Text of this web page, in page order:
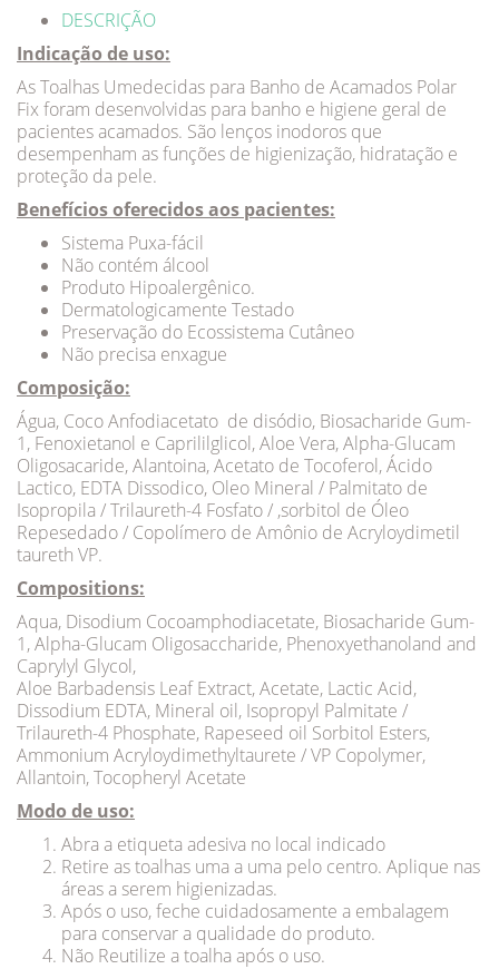
DESCRIÇÃO
Indicação de uso:
As Toalhas Umedecidas para Banho de Acamados Polar
Fix foram desenvolvidas para banho e higiene geral de
pacientes acamados. São lenços inodoros que
desempenham as funções de higienização, hidratação e
proteção da pele.
Benefícios oferecidos aos pacientes:
Sistema Puxa-fácil
Não contém álcool
Produto Hipoalergênico.
Dermatologicamente Testado
Preservação do Ecossistema Cutâneo
Não precisa enxague
Composição:
Água, Coco Anfodiacetato de disódio, Biosacharide Gum-
1, Fenoxietanol e Caprililglicol, Aloe Vera, Alpha-Glucam
Oligosacaride, Alantoina, Acetato de Tocoferol, Ácido
Lactico, EDTA Dissodico, Oleo Mineral / Palmitato de
Isopropila / Trilaureth-4 Fosfato / ,sorbitol de Óleo
Repesedado / Copolímero de Amônio de Acryloydimetil
taureth VP.
Compositions:
Aqua, Disodium Cocoamphodiacetate, Biosacharide Gum-
1, Alpha-Glucam Oligosaccharide, Phenoxyethanoland and
Caprylyl Glycol,
Aloe Barbadensis Leaf Extract, Acetate, Lactic Acid,
Dissodium EDTA, Mineral oil, Isopropyl Palmitate /
Trilaureth-4 Phosphate, Rapeseed oil Sorbitol Esters,
Ammonium Acryloydimethyltaurete / VP Copolymer,
Allantoin, Tocopheryl Acetate
Modo de uso:
Abra a etiqueta adesiva no local indicado
Retire as toalhas uma a uma pelo centro. Aplique nas
áreas a serem higienizadas.
Após o uso, feche cuidadosamente a embalagem
para conservar a qualidade do produto.
Não Reutilize a toalha após o uso.